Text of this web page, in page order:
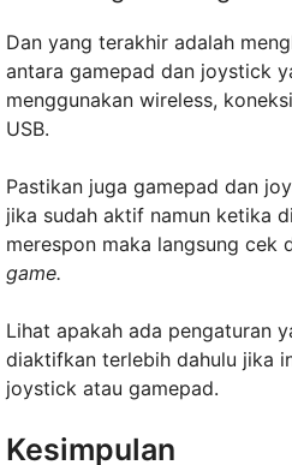
Dan yang terakhir adalah
antara gamepad dan joystick
menggunakan wireless,
USB.
Pastikan juga gamepad dan
jika sudah aktif namun ketika
merespon maka langsung cek
game.
Lihat apakah ada pengaturan
diaktifkan terlebih dahulu jika
joystick atau gamepad.
Kesimpulan